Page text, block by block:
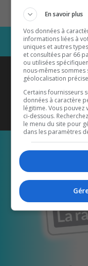
Coyote
En savoir plus
Vos données à
informations liées à
uniques et autres
et consultées par 66
ou utilisées
nous-mêmes
géolocalisation
Certains fournisseurs
données à caractère
légitime. Vous
ci-dessous.
le menu du site pour
dans les paramètres